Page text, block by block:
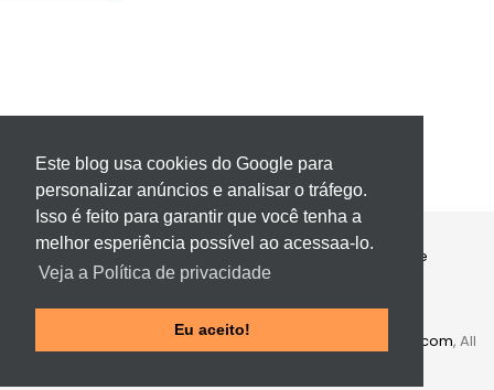
Este blog usa cookies do Google para
personalizar anúncios e analisar o tráfego.
Isso é feito para garantir que você tenha a
melhor esperiência possível ao acessaa-lo.
Veja a Política de privacidade
Eu aceito!
Contato Política de Privacidade
Sobre
Portal Vídeo.Template Themeindie.com, All